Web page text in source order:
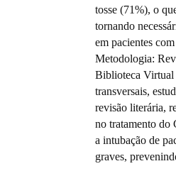
tosse (71%), o
tornando
em pacientes
Metodologia:
Biblioteca Virtual
transversais,
revisão literária,
no tratamento do
a intubação de
graves,